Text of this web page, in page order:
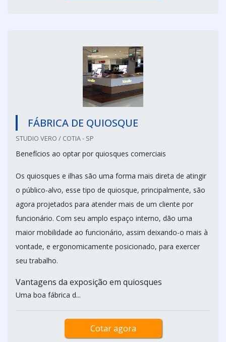
FÁBRICA DE QUIOSQUE
STUDIO VERO / COTIA - SP
Benefícios ao optar por quiosques comerciais
Os quiosques e ilhas são uma forma mais direta de atingir
o público-alvo, esse tipo de quiosque, principalmente, são
agora projetados para atender mais de um cliente por
funcionário. Com seu amplo espaço interno, dão uma
maior mobilidade ao funcionário, assim deixando-o mais à
vontade, e ergonomicamente posicionado, para exercer
seu trabalho.
Vantagens da exposição em quiosques
Uma boa fábrica d...
Cotar agora